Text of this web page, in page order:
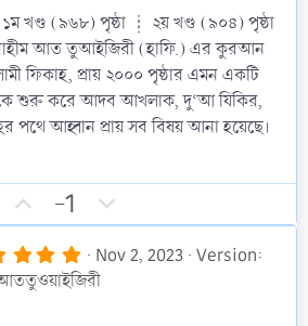
১ম খণ্ড (৯৬৮) পৃষ্ঠা ┊ ২য় খণ্ড (৯০৪) পৃষ্ঠা
আত তুআইজিরী (হাফি.) এর কুরআন
ফিকাহ, প্রায় ২০০০ পৃষ্ঠার এমন একটি
শুরু করে আদব আখলাক, দু‘আ যিকির,
পথে আহ্বান প্রায় সব বিষয় আনা হয়েছে।
U
p
v
o
-1
o
w
5
.
0
Nov 2, 2023 Version:
আততুওয়াইজিরী